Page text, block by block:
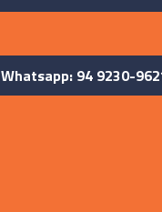
Whatsapp: 94 9230-